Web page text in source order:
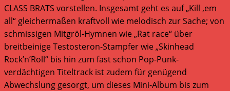
CLASS BRATS vorstellen. Insgesamt geht es auf „Kill ‚em
all“ gleichermaßen kraftvoll wie melodisch zur Sache; von
schmissigen Mitgröl-Hymnen wie „Rat race“ über
breitbeinige Testosteron-Stampfer wie „Skinhead
Rock’n’Roll“ bis hin zum fast schon Pop-Punk-
verdächtigen Titeltrack ist zudem für genügend
Abwechslung gesorgt, um dieses Mini-Album bis zum